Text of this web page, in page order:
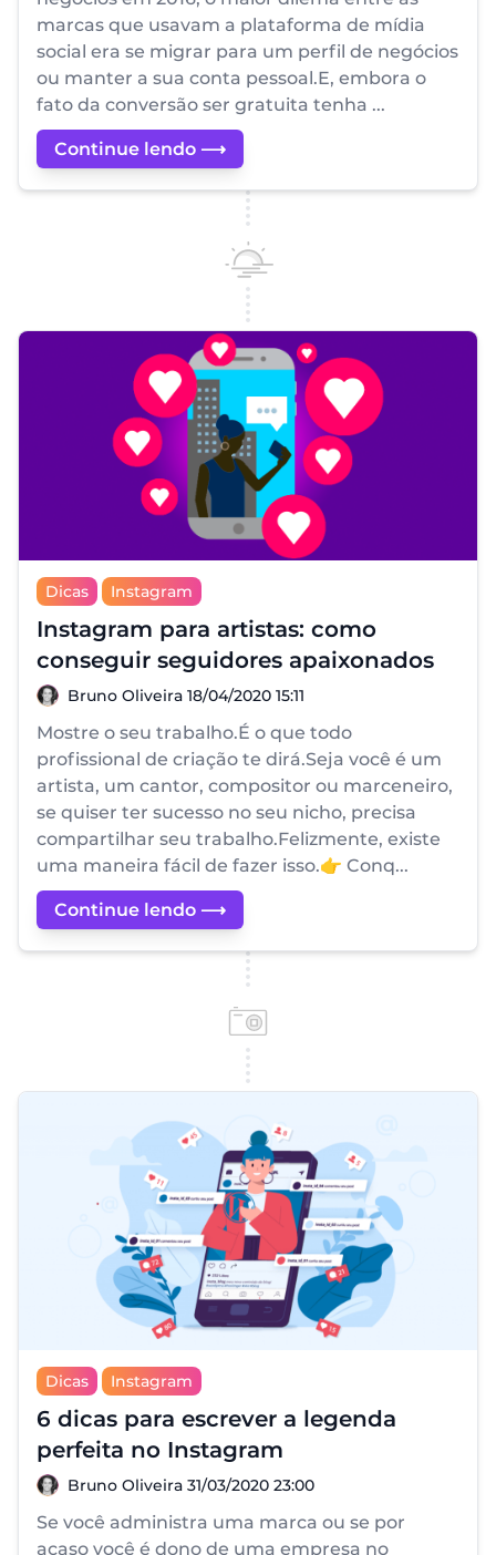
marcas que usavam a plataforma de mídia
social era se migrar para um perfil de negócios
ou manter a sua conta pessoal.E, embora o
fato da conversão ser gratuita tenha ...
Continue lendo ⟶
Dicas Instagram
Instagram para artistas: como
conseguir seguidores apaixonados
Bruno Oliveira
Bruno Oliveira 18/04/2020 15:11
Mostre o seu trabalho.É o que todo
profissional de criação te dirá.Seja você é um
artista, um cantor, compositor ou marceneiro,
se quiser ter sucesso no seu nicho, precisa
compartilhar seu trabalho.Felizmente, existe
uma maneira fácil de fazer isso.👉 Conq...
Continue lendo ⟶
Dicas Instagram
6 dicas para escrever a legenda
perfeita no Instagram
Bruno Oliveira
Bruno Oliveira 31/03/2020 23:00
Se você administra uma marca ou se por
acaso você é dono de uma empresa no